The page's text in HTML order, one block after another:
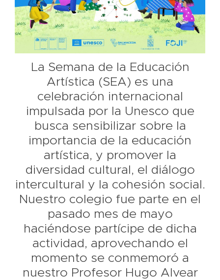
La Semana de la Educación
Artística (SEA) es una
celebración internacional
impulsada por la Unesco que
busca sensibilizar sobre la
importancia de la educación
artística, y promover la
diversidad cultural, el diálogo
intercultural y la cohesión social.
Nuestro colegio fue parte en el
pasado mes de mayo
haciéndose partícipe de dicha
actividad, aprovechando el
momento se conmemoró a
nuestro Profesor Hugo Alvear